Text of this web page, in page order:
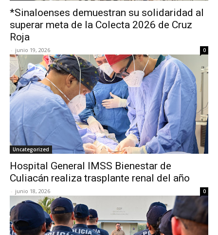
*Sinaloenses demuestran su solidaridad al
superar meta de la Colecta 2026 de Cruz
Roja
- junio 19, 2026 0
Uncategorized
Hospital General IMSS Bienestar de
Culiacán realiza trasplante renal del año
- junio 18, 2026 0